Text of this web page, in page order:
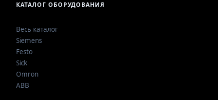
КАТАЛОГ ОБОРУДОВАНИЯ
Весь каталог
Siemens
Festo
Sick
Omron
ABB